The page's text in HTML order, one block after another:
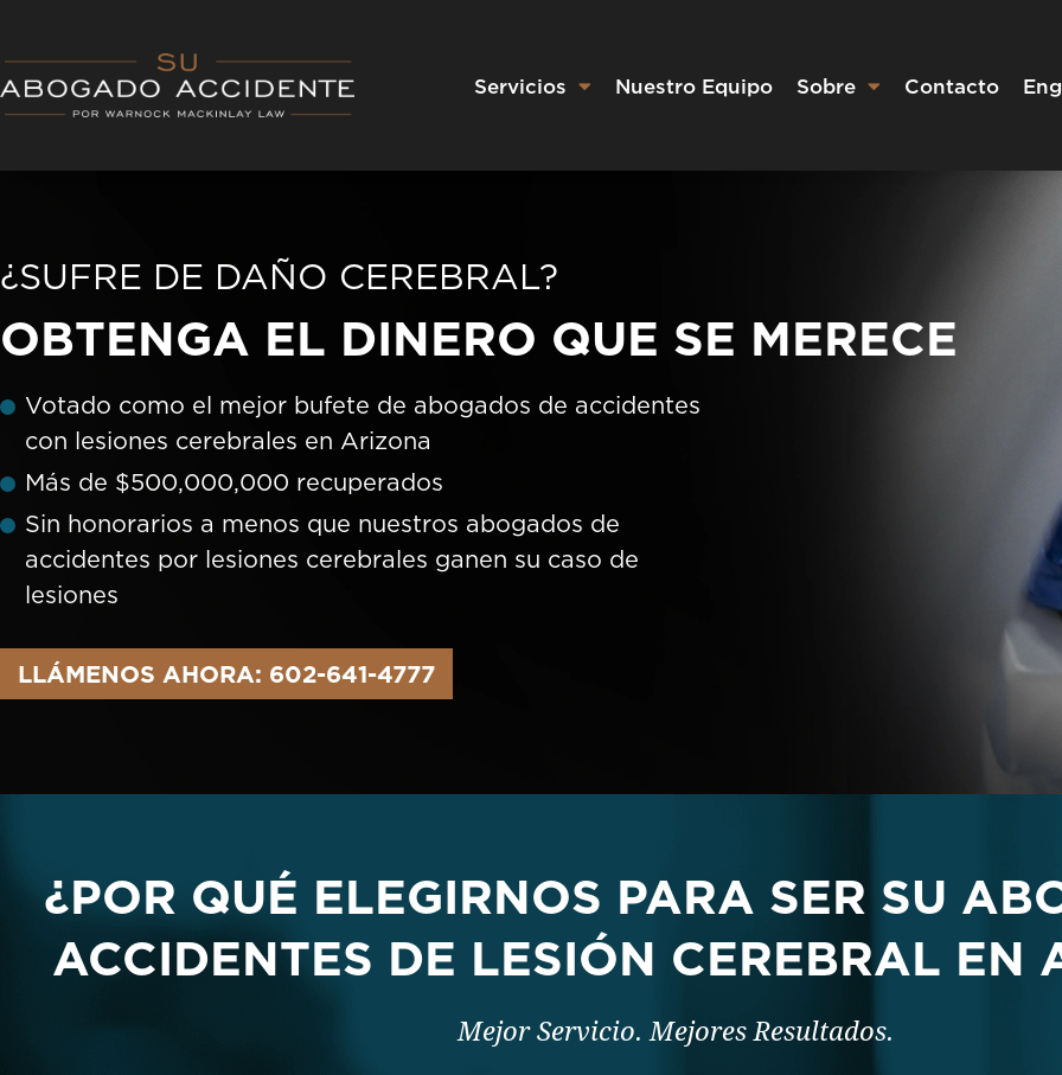
content
Servicios Nuestro Equipo Sobre Contacto
¿SUFRE DE DAÑO CEREBRAL?
OBTENGA EL DINERO QUE SE MERECE
Votado como el mejor bufete de abogados de accidentes
con lesiones cerebrales en Arizona
Más de $500,000,000 recuperados
Sin honorarios a menos que nuestros abogados de
accidentes por lesiones cerebrales ganen su caso de
lesiones
LLÁMENOS AHORA: 602-641-4777
¿POR QUÉ ELEGIRNOS PARA SER SU
ACCIDENTES DE LESIÓN CEREBRAL EN
Mejor Servicio. Mejores Resultados.